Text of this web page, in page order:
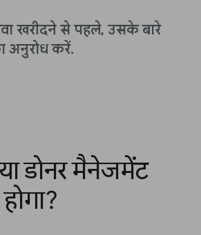
खरीदने से पहले, उसके बारे
अनुरोध करें.
डोनर मैनेजमेंट